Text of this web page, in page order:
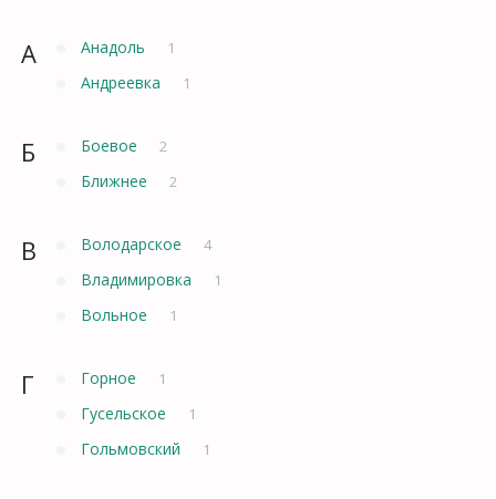
А Анадоль 1
Андреевка 1
Б Боевое 2
Ближнее 2
В Володарское 4
Владимировка 1
Вольное 1
Г Горное 1
Гусельское 1
Гольмовский 1